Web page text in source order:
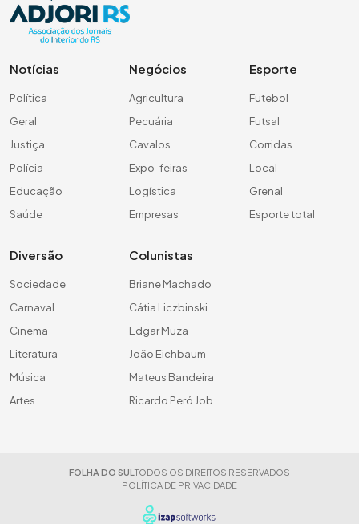
Notícias
Política
Geral
Justiça
Polícia
Educação
Saúde
Negócios
Agricultura
Pecuária
Cavalos
Expo-feiras
Logística
Empresas
Esporte
Futebol
Futsal
Corridas
Local
Grenal
Esporte total
Diversão
Sociedade
Carnaval
Cinema
Literatura
Música
Artes
Colunistas
Briane Machado
Cátia Liczbinski
Edgar Muza
João Eichbaum
Mateus Bandeira
Ricardo Peró Job
FOLHA DO SUL TODOS OS DIREITOS RESERVADOS
POLÍTICA DE PRIVACIDADE